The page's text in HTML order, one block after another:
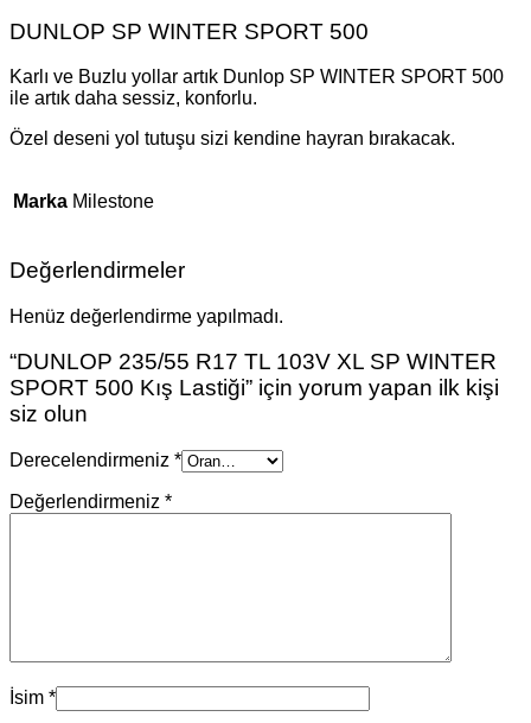
DUNLOP SP WINTER SPORT 500
Karlı ve Buzlu yollar artık Dunlop SP WINTER SPORT 500
ile artık daha sessiz, konforlu.
Özel deseni yol tutuşu sizi kendine hayran bırakacak.
Marka Milestone
Değerlendirmeler
Henüz değerlendirme yapılmadı.
“DUNLOP 235/55 R17 TL 103V XL SP WINTER
SPORT 500 Kış Lastiği” için yorum yapan ilk kişi
siz olun
Derecelendirmeniz *
Değerlendirmeniz *
İsim *